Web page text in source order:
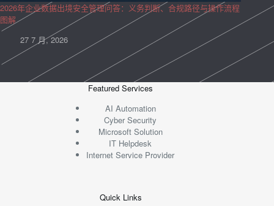
2026年企业数据出境安全管理问答：义务判断、合规路径与操作流程
图解
27 7 月, 2026
Featured Services
AI Automation
Cyber Security
Microsoft Solution
IT Helpdesk
Internet Service Provider
Quick Links